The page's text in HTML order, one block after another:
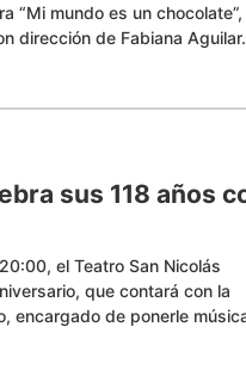
“Mi mundo es un chocolate”,
dirección de Fabiana Aguilar.
sus 118 años
el Teatro San Nicolás
que contará con la
encargado de ponerle